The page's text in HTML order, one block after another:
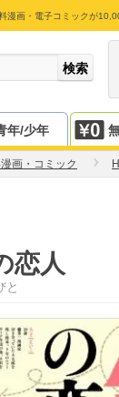
漫画・電子コミックが
年/少年
画・コミック
恋人
と